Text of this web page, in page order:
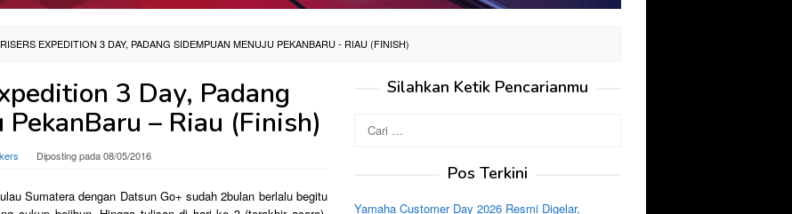
EXPEDITION 3 DAY, PADANG SIDEMPUAN MENUJU PEKANBARU - RIAU (FINISH)
3 Day, Padang
– Riau (Finish)
Diposting pada08/05/2016
Sumatera dengan Datsun Go+ sudah 2bulan berlalu begitu
Silahkan Ketik Pencarianmu
untuk:
Pos Terkini
Yamaha Customer Day 2026 Resmi Digelar,